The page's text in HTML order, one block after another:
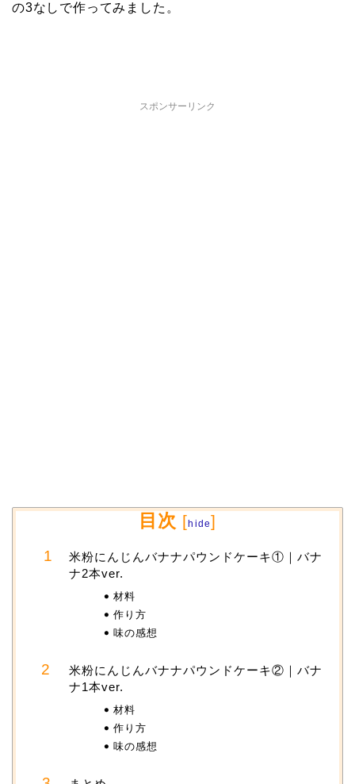
の3なしで作ってみました。
スポンサーリンク
目次 [hide]
米粉にんじんバナナパウンドケーキ①｜バナ
ナ2本ver.
材料
作り方
味の感想
米粉にんじんバナナパウンドケーキ②｜バナ
ナ1本ver.
材料
作り方
味の感想